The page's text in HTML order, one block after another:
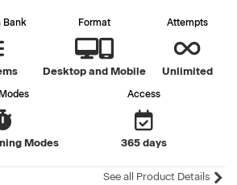
Bank Format
Desktop and Mobile
Attempts
Unlimited
Modes
Access
365 days
See all Product Details